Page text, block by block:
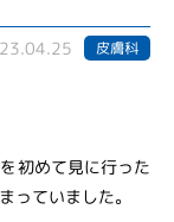
皮膚科
初めて見に行った
っていました。